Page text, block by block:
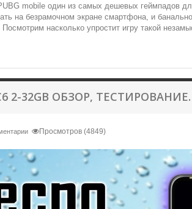
mobile один из самых дешевых геймпадов
на безрамочном экране смартфона, и
насколько упростит игру такой
2-32GB ОБЗОР, ТЕСТИРОВАНИЕ.
Просмотров (4849)